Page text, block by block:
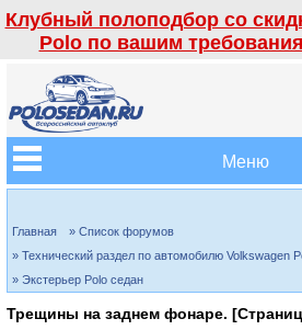
Клубный полоподбор со
Polo по вашим
Меню
Главная
» Список форумов
» Технический раздел по автомобилю Volkswagen
» Экстерьер Polo седан
Трещины на заднем фонаре.